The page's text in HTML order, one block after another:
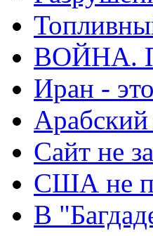
ВОЙНА.
Иран -
Сайт не
США не
В